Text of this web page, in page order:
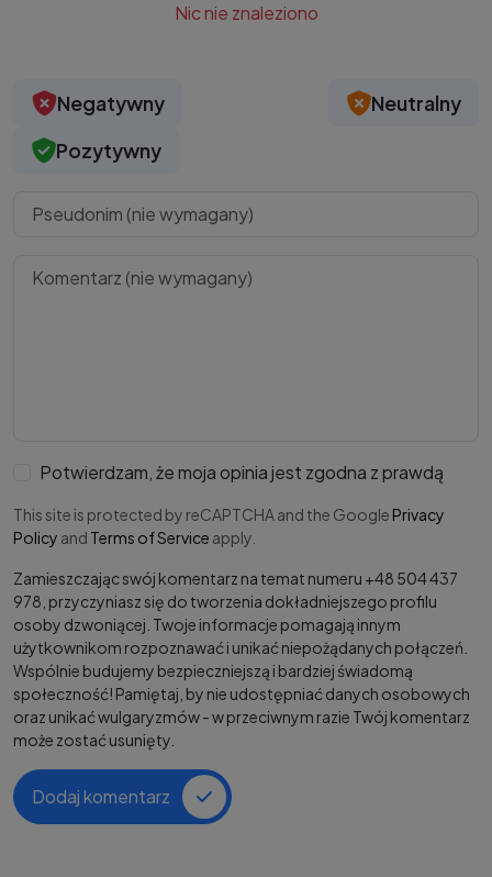
Nic nie znaleziono
Negatywny
Neutralny
Pozytywny
Potwierdzam, że moja opinia jest zgodna z prawdą
This site is protected by reCAPTCHA and the Google Privacy
Policy and Terms of Service apply.
Zamieszczając swój komentarz na temat numeru +48 504 437
978, przyczyniasz się do tworzenia dokładniejszego profilu
osoby dzwoniącej. Twoje informacje pomagają innym
użytkownikom rozpoznawać i unikać niepożądanych połączeń.
Wspólnie budujemy bezpieczniejszą i bardziej świadomą
społeczność! Pamiętaj, by nie udostępniać danych osobowych
oraz unikać wulgaryzmów - w przeciwnym razie Twój komentarz
może zostać usunięty.
Dodaj komentarz